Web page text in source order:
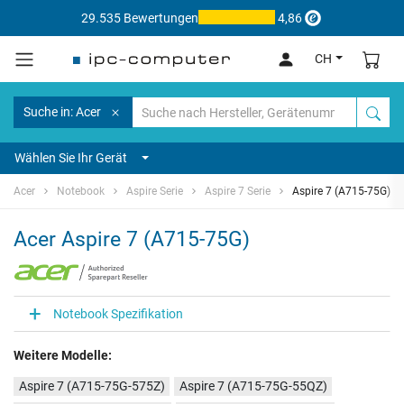
29.535 Bewertungen 4,86
CH
Suche in: Acer
Wählen Sie Ihr Gerät
Acer Notebook Aspire Serie Aspire 7 Serie Aspire 7 (A715-75G)
Acer Aspire 7 (A715-75G)
Notebook Spezifikation
Weitere Modelle:
Aspire 7 (A715-75G-575Z)
Aspire 7 (A715-75G-55QZ)